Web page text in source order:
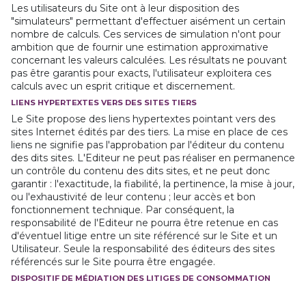
Les utilisateurs du Site ont à leur disposition des
"simulateurs" permettant d'effectuer aisément un certain
nombre de calculs. Ces services de simulation n'ont pour
ambition que de fournir une estimation approximative
concernant les valeurs calculées. Les résultats ne pouvant
pas être garantis pour exacts, l'utilisateur exploitera ces
calculs avec un esprit critique et discernement.
LIENS HYPERTEXTES VERS DES SITES TIERS
Le Site propose des liens hypertextes pointant vers des
sites Internet édités par des tiers. La mise en place de ces
liens ne signifie pas l'approbation par l'éditeur du contenu
des dits sites. L'Editeur ne peut pas réaliser en permanence
un contrôle du contenu des dits sites, et ne peut donc
garantir : l'exactitude, la fiabilité, la pertinence, la mise à jour,
ou l'exhaustivité de leur contenu ; leur accès et bon
fonctionnement technique. Par conséquent, la
responsabilité de l'Editeur ne pourra être retenue en cas
d'éventuel litige entre un site référencé sur le Site et un
Utilisateur. Seule la responsabilité des éditeurs des sites
référencés sur le Site pourra être engagée.
DISPOSITIF DE MÉDIATION DES LITIGES DE CONSOMMATION